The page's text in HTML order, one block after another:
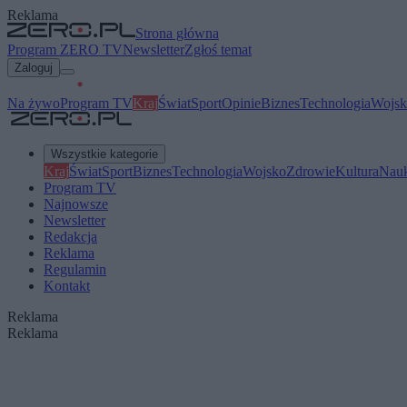
Reklama
Strona główna
Program ZERO TVNewsletterZgłoś temat
Zaloguj
Na żywoProgram TVKrajŚwiatSportOpinieBiznesTechnologia
Wszystkie kategorie
KrajŚwiatSportBiznesTechnologiaWojskoZdrowieKultura
Program TV
Najnowsze
Newsletter
Redakcja
Reklama
Regulamin
Kontakt
Reklama
Reklama